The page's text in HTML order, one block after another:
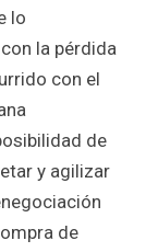
lo
la pérdida
con el
de
y agilizar
de